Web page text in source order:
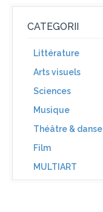
CATEGORII
Littérature
Arts visuels
Sciences
Musique
Théâtre & danse
Film
MULTIART